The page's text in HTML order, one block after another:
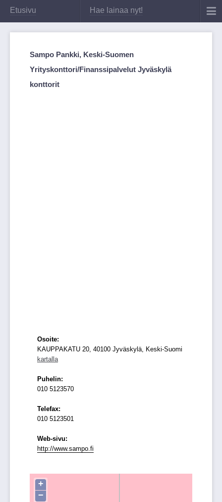
Etusivu Hae lainaa nyt!
Sampo Pankki, Keski-Suomen
Yrityskonttori/Finanssipalvelut Jyväskylä
konttorit
Osoite:
KAUPPAKATU 20, 40100 Jyväskylä, Keski-Suomi
kartalla
Puhelin:
010 5123570
Telefax:
010 5123501
Web-sivu:
http://www.sampo.fi
+
−